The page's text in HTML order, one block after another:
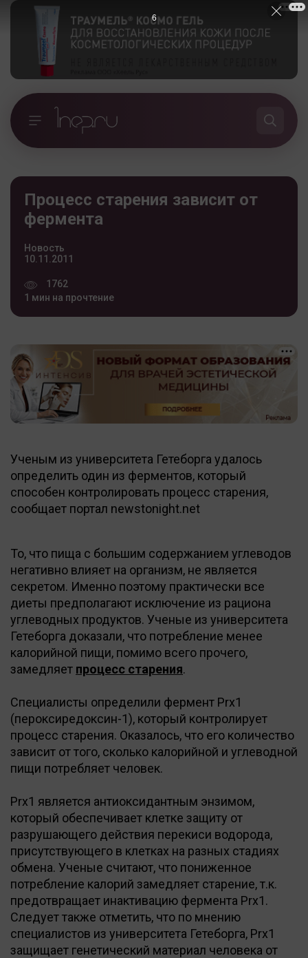
Процесс старения зависит от
фермента
Новость
10.11.2011
1762
1 мин на прочтение
Ученым из университета Гетеборга удалось
определить один из ферментов, который
способен контролировать процесс старения,
сообщает портал newstonight.net
То, что пища с большим содержанием углеводов
негативно влияет на организм, не является
секретом. Именно поэтому практически все
диеты предполагают исключение из рациона
углеводных продуктов. Ученые из университета
Гетеборга доказали, что потребление менее
калорийной пищи, помимо всего прочего,
замедляет процесс старения.
Специалисты определили фермент Prx1
(пероксиредоксин-1), который контролирует
процесс старения. Оказалось, что его количество
зависит от того, сколько калорийной и углеводной
пищи потребляет человек.
Prx1 является антиоксидантным энзимом,
который обеспечивает клетке защиту от
разрушающего действия перекиси водорода,
присутствующего в клетках на разных стадиях
обмена. Ученые считают, что пониженное
потребление калорий замедляет старение, т.к.
предотвращает инактивацию фермента Prx1.
Следует также отметить, что по мнению
специалистов из университета Гетеборга, Prx1
защищает генетический материал человека от
5